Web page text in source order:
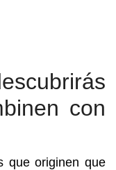
con
que originen que